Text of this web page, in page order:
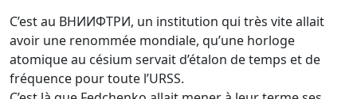
C’est au ВНИИФТРИ, un institution qui très vite allait
avoir une renommée mondiale, qu’une horloge
atomique au césium servait d’étalon de temps et de
fréquence pour toute l’URSS.